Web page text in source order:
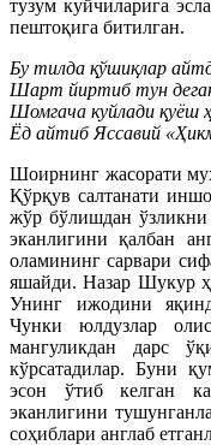
тузум куйчиларига
пештоқига битилган.
Бу тилда қўшиқлар
Шарт йиртиб тун
Шомгача куйлади қуёш
Ёд айтиб Яссавий
Шоирнинг жасорати
Қўрқув салтанати
жўр бўлишдан ўзликни
эканлигини қалбан
оламининг сарвари
яшайди. Назар Шукур
Унинг ижодини
Чунки юлдузлар
мангуликдан дарс
кўрсатадилар. Буни
эсон ўтиб келган
эканлигини
соҳиблари англаб